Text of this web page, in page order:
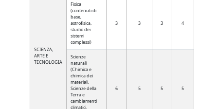
SCIENZA,
ARTE E
TECNOLOGIA
Fisica
(contenuti di
base,
astrofisica,
studio dei
sistemi
complessi)
3 3 3 4
Scienze
naturali
(Chimica e
chimica dei
materiali,
Scienze della
Terra e
cambiamenti
climatici,
6 5 5 5